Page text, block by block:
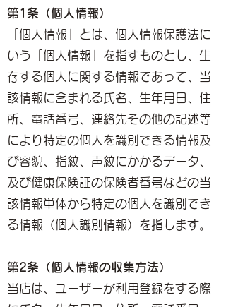
第1条（個人情報）
「個人情報」とは、個人情報保護法に
いう「個人情報」を指すものとし、生
存する個人に関する情報であって、当
該情報に含まれる氏名、生年月日、住
所、電話番号、連絡先その他の記述等
により特定の個人を識別できる情報及
び容貌、指紋、声紋にかかるデータ、
及び健康保険証の保険者番号などの当
該情報単体から特定の個人を識別でき
る情報（個人識別情報）を指します。
第2条（個人情報の収集方法）
当店は、ユーザーが利用登録をする際